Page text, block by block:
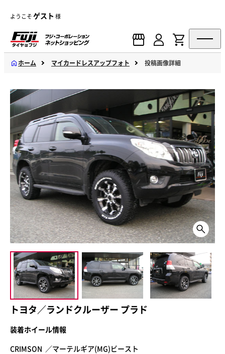
ようこそゲスト 様
ホーム マイカードレスアップフォト 投稿画像詳細
トヨタ／ランドクルーザー プラド
装着ホイール情報
CRIMSON ／マーテルギア(MG)ビースト